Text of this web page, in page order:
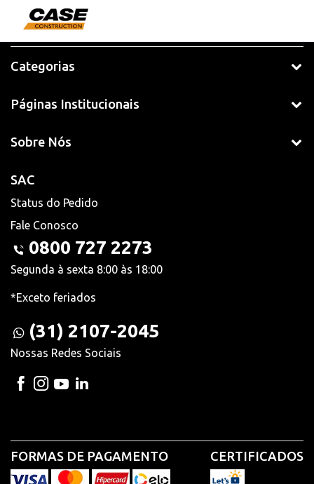
Categorias
Páginas Institucionais
Sobre Nós
SAC
Status do Pedido
Fale Conosco
0800 727 2273
Segunda à sexta 8:00 às 18:00
*Exceto feriados
(31) 2107-2045
Nossas Redes Sociais
FORMAS DE PAGAMENTO CERTIFICADOS